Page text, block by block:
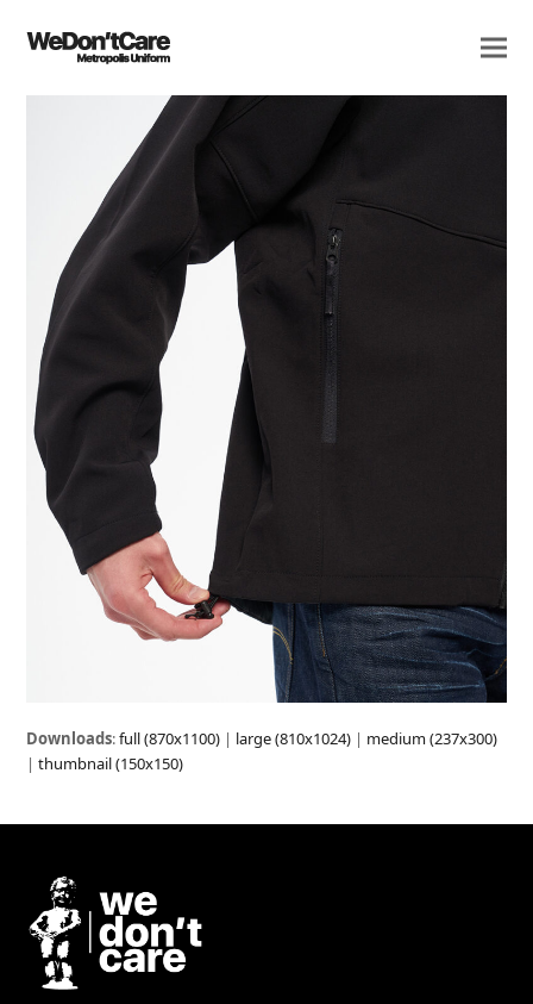
Downloads:full (870x1100) | large (810x1024) | medium (237x300)
|thumbnail (150x150)